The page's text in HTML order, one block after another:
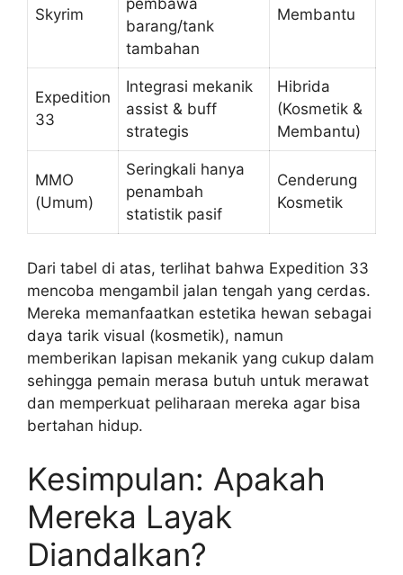
Skyrim
pembawa
barang/tank
tambahan
Membantu
Expedition
33
Integrasi mekanik
assist & buff
strategis
Hibrida
(Kosmetik &
Membantu)
MMO
(Umum)
Seringkali hanya
penambah
statistik pasif
Cenderung
Kosmetik
Dari tabel di atas, terlihat bahwa Expedition 33
mencoba mengambil jalan tengah yang cerdas.
Mereka memanfaatkan estetika hewan sebagai
daya tarik visual (kosmetik), namun
memberikan lapisan mekanik yang cukup dalam
sehingga pemain merasa butuh untuk merawat
dan memperkuat peliharaan mereka agar bisa
bertahan hidup.
Kesimpulan: Apakah
Mereka Layak
Diandalkan?